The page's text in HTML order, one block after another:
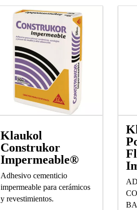
Klaukol
Construkor
Impermeable®
Adhesivo cementicio
impermeable para cerámicos
y revestimientos.